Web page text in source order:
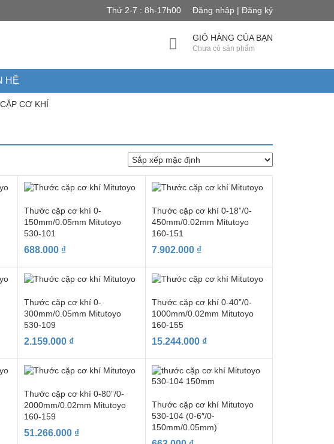
Thứ 2-7 : 8h-17h00 Đăng nhập | Đăng ký
GIỎ HÀNG CỦA BẠN
Chưa có sản phẩm
HỆ
CƠ KHÍ
Thước cặp cơ khí 0-
150mm/0.05mm Mitutoyo
530-101
688.000 ₫
Thước cặp cơ khí 0-18”/0-
450mm/0.02mm Mitutoyo
160-151
7.902.000 ₫
Thước cặp cơ khí 0-
300mm/0.05mm Mitutoyo
530-109
2.159.000 ₫
Thước cặp cơ khí 0-40”/0-
1000mm/0.02mm Mitutoyo
160-155
15.244.000 ₫
Thước cặp cơ khí 0-80”/0-
2000mm/0.02mm Mitutoyo
160-159
51.266.000 ₫
Thước cặp cơ khí Mitutoyo
530-104 (0-6″/0-
150mm/0.05mm)